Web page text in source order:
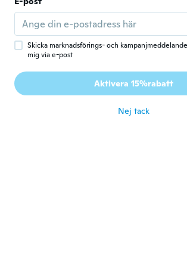
K Kurt Højrup
Gick med 2016 · 23 recensioner
Jonas
Gick med 2018 · 45 recensioner
Skicka marknadsförings- och
mig via e-post
Aktivera 15%rabatt
Nej tack